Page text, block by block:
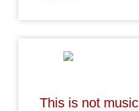
This is not music